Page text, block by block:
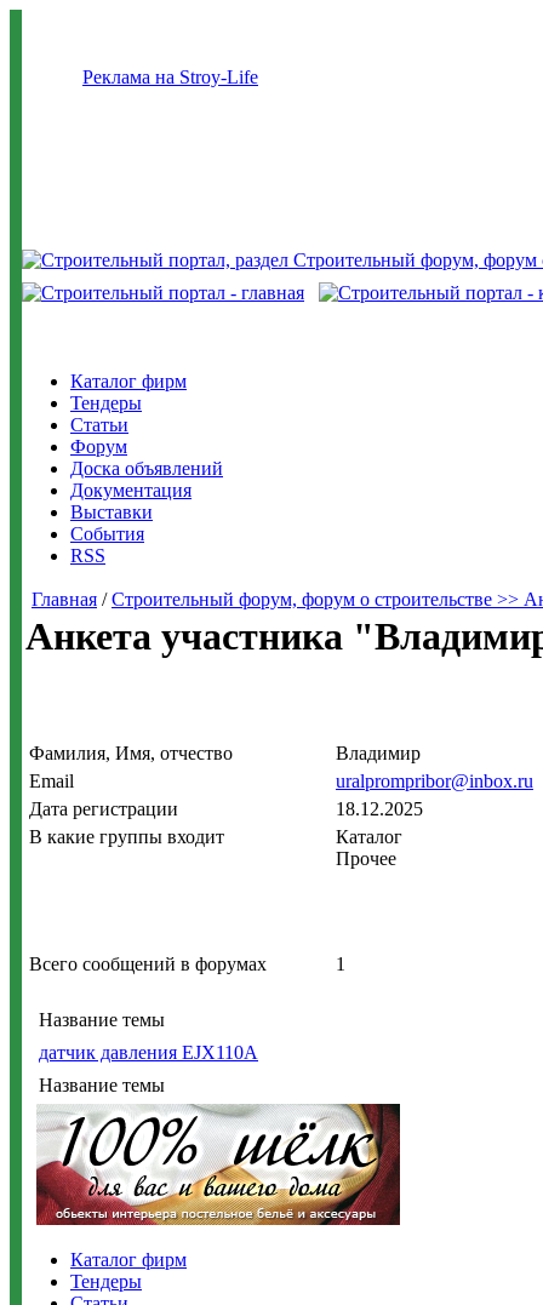
Реклама на Stroy-Life
Каталог фирм
Тендеры
Статьи
Форум
Доска объявлений
Документация
Выставки
События
RSS
Главная /Строительный форум, форум о строительстве >>
Анкета участника
Фамилия, Имя, отчество
Владимир
Email
uralprompribor@inbox.ru
Дата регистрации
18.12.2025
В какие группы входит
Каталог
Прочее
Всего сообщений в форумах 1
Название темы
датчик давления EJX110A
Название темы
Каталог фирм
Тендеры